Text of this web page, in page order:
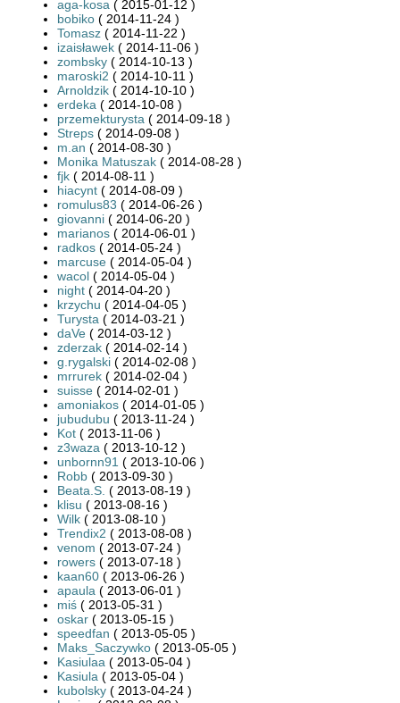
aga-kosa ( 2015-01-12 )
bobiko ( 2014-11-24 )
Tomasz ( 2014-11-22 )
izaisławek ( 2014-11-06 )
zombsky ( 2014-10-13 )
maroski2 ( 2014-10-11 )
Arnoldzik ( 2014-10-10 )
erdeka ( 2014-10-08 )
przemekturysta ( 2014-09-18 )
Streps ( 2014-09-08 )
m.an ( 2014-08-30 )
Monika Matuszak ( 2014-08-28 )
fjk ( 2014-08-11 )
hiacynt ( 2014-08-09 )
romulus83 ( 2014-06-26 )
giovanni ( 2014-06-20 )
marianos ( 2014-06-01 )
radkos ( 2014-05-24 )
marcuse ( 2014-05-04 )
wacol ( 2014-05-04 )
night ( 2014-04-20 )
krzychu ( 2014-04-05 )
Turysta ( 2014-03-21 )
daVe ( 2014-03-12 )
zderzak ( 2014-02-14 )
g.rygalski ( 2014-02-08 )
mrrurek ( 2014-02-04 )
suisse ( 2014-02-01 )
amoniakos ( 2014-01-05 )
jubudubu ( 2013-11-24 )
Kot ( 2013-11-06 )
z3waza ( 2013-10-12 )
unbornn91 ( 2013-10-06 )
Robb ( 2013-09-30 )
Beata.S. ( 2013-08-19 )
klisu ( 2013-08-16 )
Wilk ( 2013-08-10 )
Trendix2 ( 2013-08-08 )
venom ( 2013-07-24 )
rowers ( 2013-07-18 )
kaan60 ( 2013-06-26 )
apaula ( 2013-06-01 )
miś ( 2013-05-31 )
oskar ( 2013-05-15 )
speedfan ( 2013-05-05 )
Maks_Saczywko ( 2013-05-05 )
Kasiulaa ( 2013-05-04 )
Kasiula ( 2013-05-04 )
kubolsky ( 2013-04-24 )